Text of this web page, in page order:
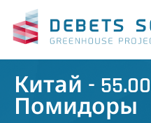
Китай -
Помидоры